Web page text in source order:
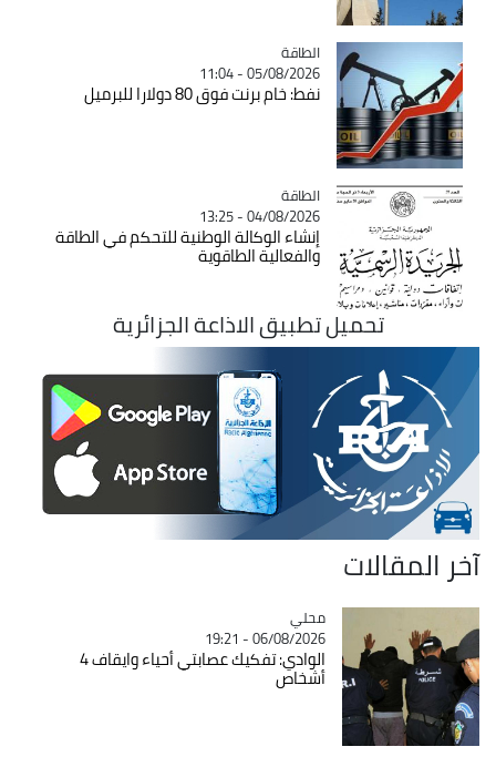
Catégorie
الطاقة
05/08/2026 - 11:04
نفط: خام برنت فوق 80 دولارا للبرميل
Catégorie
الطاقة
04/08/2026 - 13:25
إنشاء الوكالة الوطنية للتحكم في الطاقة
والفعالية الطاقوية
تحميل تطبيق الاذاعة الجزائرية
آخر المقالات
Catégorie
محلي
06/08/2026 - 19:21
الوادي: تفكيك عصابتي أحياء وايقاف 4
أشخاص